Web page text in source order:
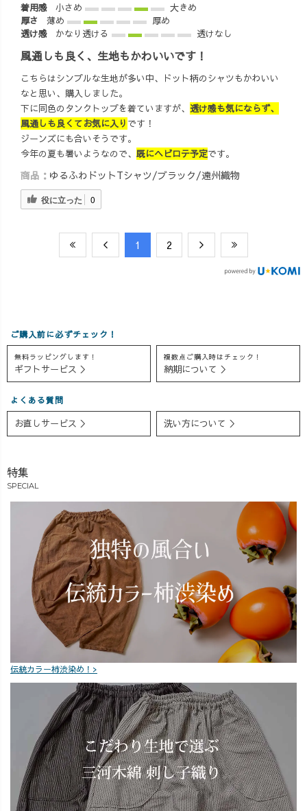
着用感
小さめ
大きめ
厚さ
薄め
厚め
透け感
かなり透ける 透けなし
風通しも良く、生地もかわいいです！
こちらはシンプルな生地が多い中、ドット柄のシャツもかわいい
なと思い、購入しました。
下に同色のタンクトップを着ていますが、 透け感も気にならず、
風通しも良くてお気に入り です！
ジーンズにも合いそうです。
今年の夏も暑いようなので、 既にヘビロテ予定です。
商品： ゆるふわドットTシャツ/ブラック/遠州織物
役に立った 0
​1 ​2
ご購入前に必ずチェック！
無料ラッピングします！
ギフトサービス ＞
複数点ご購入時はチェック！
納期について ＞
よくある質問
お直しサービス ＞ 洗い方について ＞
特集
SPECIAL
伝統カラー柿渋染め！>